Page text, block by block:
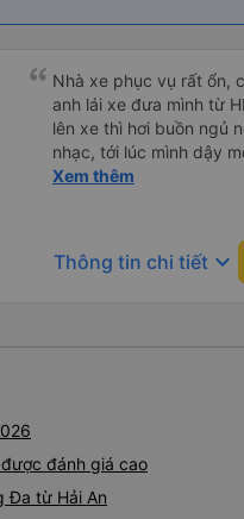
Nhà xe phục vụ rất ổn,
anh lái xe đưa mình từ
lên xe thì hơi buồn ngủ
nhạc, tới lúc mình dậy
thì anh đã ngay lập tức
đó. Cảm ơn anh và
Xem thêm
Thông tin chi tiết keyboard_arrow_down
đánh giá cao
Đa từ Hải An